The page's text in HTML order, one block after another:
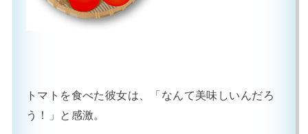
トマトを食べた彼女は、「なんて美味しいんだろ
う！」と感激。